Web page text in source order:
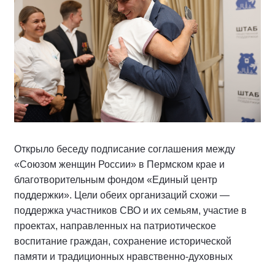
Открыло беседу подписание соглашения между
«Союзом женщин России» в Пермском крае и
благотворительным фондом «Единый центр
поддержки». Цели обеих организаций схожи —
поддержка участников СВО и их семьям, участие в
проектах, направленных на патриотическое
воспитание граждан, сохранение исторической
памяти и традиционных нравственно-духовных